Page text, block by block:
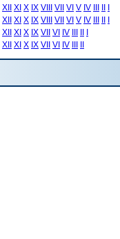
XII XI X IX VIII VII VI V IV
XII XI X IX VIII VII VI V IV
XII XI X IX VII VI IV
XII XI X IX VII VI IV